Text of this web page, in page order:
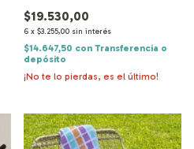
$19.530,00
6 x $3.255,00 sin interés
$14.647,50 con Transferencia o
depósito
¡No te lo pierdas, es el último!